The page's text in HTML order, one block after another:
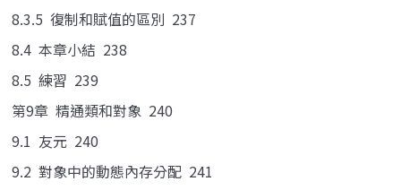
8.3.5 復制和賦值的區別 237
8.4 本章小結 238
8.5 練習 239
第9章 精通類和對象 240
9.1 友元 240
9.2 對象中的動態內存分配 241